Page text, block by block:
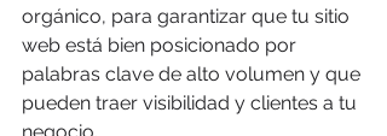
orgánico, para garantizar que tu sitio
web está bien posicionado por
palabras clave de alto volumen y que
pueden traer visibilidad y clientes a tu
negocio.